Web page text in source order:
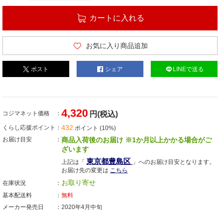
カートに入れる
お気に入り商品追加
ポスト シェア LINEで送る
コジマネット価格 4,320 円(税込)
くらし応援ポイント 432 ポイント (10%)
お届け目安
商品入荷後のお届け ※1か月以上かかる場合がご
ざいます
上記は「 東京都豊島区 」へのお届け目安となります。
お届け先の変更は こちら
在庫状況
お取り寄せ
基本配送料
無料
メーカー発売日
2020年4月中旬